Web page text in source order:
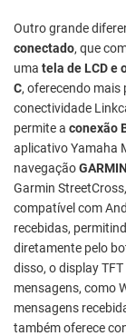
Outro grande
conectado, que
uma tela de LCD e
C, oferecendo mais
conectividade
permite a conexão
aplicativo Yamaha
navegaçãoGARMIN
Garmin
compatível com
recebidas,
diretamente pelo
disso, o display
mensagens, como
mensagens
também oferece